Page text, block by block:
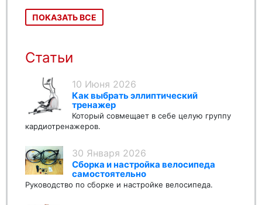
ПОКАЗАТЬ ВСЕ
Статьи
10 Июня 2026
Как выбрать эллиптический
тренажер
Который совмещает в себе целую группу
кардиотренажеров.
30 Января 2026
Сборка и настройка велосипеда
самостоятельно
Руководство по сборке и настройке велосипеда.